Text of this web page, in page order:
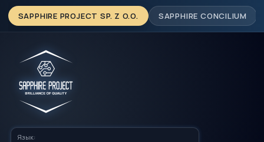
SAPPHIRE PROJECT SP. Z O.O. SAPPHIRE CONCILIUM
Язык: